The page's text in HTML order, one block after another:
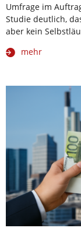
Umfrage im
Studie deutlich,
aber kein
mehr